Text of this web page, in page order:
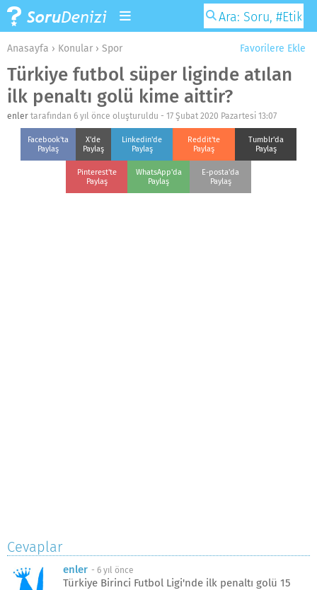
Favorilere Ekle
Anasayfa › Konular › Spor
Türkiye futbol süper liginde atılan
ilk penaltı golü kime aittir?
enler tarafından 6 yıl önce oluşturuldu - 17 Şubat 2020 Pazartesi 13:07
Facebook'ta
Paylaş
X'de
Paylaş
Linkedin'de
Paylaş
Reddit'te
Paylaş
Tumblr'da
Paylaş
Pinterest'te
Paylaş
WhatsApp'da
Paylaş
E-posta'da
Paylaş
Cevaplar
enler - 6 yıl önce
Türkiye Birinci Futbol Ligi'nde ilk penaltı golü 15